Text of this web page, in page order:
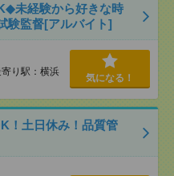
未経験から好きな時
験監督[アルバイト]
り駅：横浜
気になる！
！土日休み！品質管